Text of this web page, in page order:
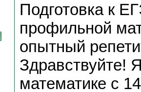
Подготовка к
профильной
опытный
Здравствуйте!
математике с